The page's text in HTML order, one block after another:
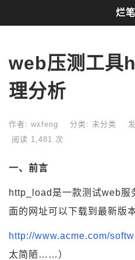
web压测工具
理分析
作者: wxfeng 分类: 未分类
阅读 1,481 次
一、前言
http_load是一款测试web服
面的网址可以下载到最新版
http://www.acme.com/
太简陋……）
烂